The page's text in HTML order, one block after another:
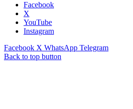
Facebook
X
YouTube
Instagram
Facebook X WhatsApp Telegram
Back to top button